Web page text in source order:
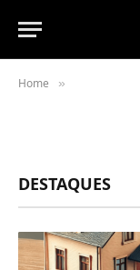
Home »
DESTAQUES